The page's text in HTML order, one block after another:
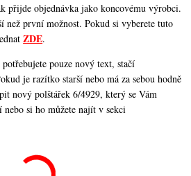
přijde objednávka jako koncovému výrobci.
než první možnost. Pokud si vyberete tuto
ZDE.
pouze nový text, stačí
je razítko starší nebo má za sebou hodně
nový polštářek 6/4929, který se Vám
si ho můžete najít v sekci